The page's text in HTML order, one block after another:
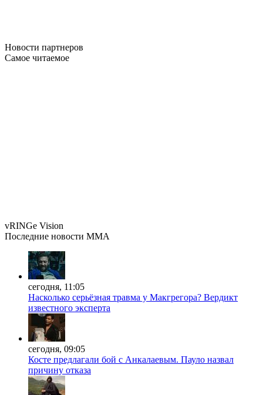
Новости партнеров
Самое читаемое
vRINGe Vision
Последние новости MMA
сегодня, 11:05
Насколько серьёзная травма у Макгрегора? Вердикт
известного эксперта
сегодня, 09:05
Косте предлагали бой с Анкалаевым. Пауло назвал
причину отказа